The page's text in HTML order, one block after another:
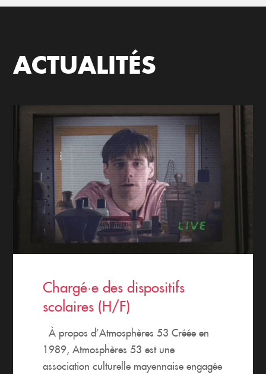
ACTUALITÉS
Chargé·e des dispositifs
scolaires (H/F)
À propos d’Atmosphères 53 Créée en
1989, Atmosphères 53 est une
association culturelle mayennaise engagée